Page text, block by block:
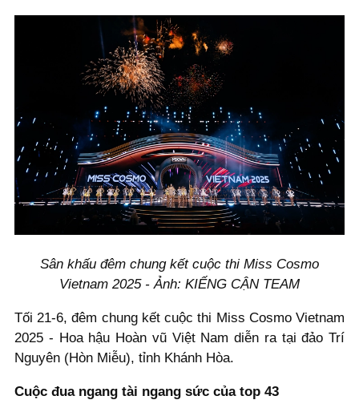
Sân khấu đêm chung kết cuộc thi Miss Cosmo
Vietnam 2025 - Ảnh: KIẾNG CẬN TEAM
Tối 21-6, đêm chung kết cuộc thi Miss Cosmo Vietnam
2025 - Hoa hậu Hoàn vũ Việt Nam diễn ra tại đảo Trí
Nguyên (Hòn Miễu), tỉnh Khánh Hòa.
Cuộc đua ngang tài ngang sức của top 43